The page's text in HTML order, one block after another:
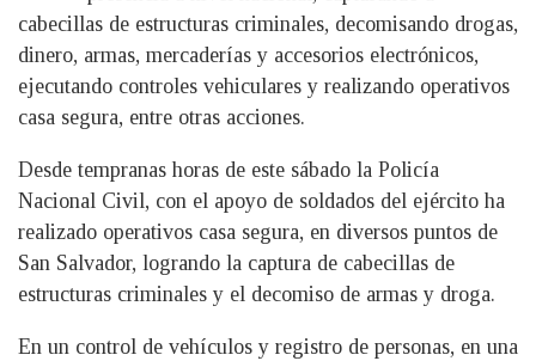
cabecillas de estructuras criminales, decomisando drogas,
dinero, armas, mercaderías y accesorios electrónicos,
ejecutando controles vehiculares y realizando operativos
casa segura, entre otras acciones.
Desde tempranas horas de este sábado la Policía
Nacional Civil, con el apoyo de soldados del ejército ha
realizado operativos casa segura, en diversos puntos de
San Salvador, logrando la captura de cabecillas de
estructuras criminales y el decomiso de armas y droga.
En un control de vehículos y registro de personas, en una